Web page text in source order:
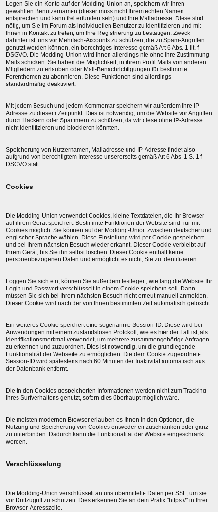
Legen Sie ein Konto auf der Modding-Union an, speichern wir Ihren
gewählten Benutzernamen (dieser muss nicht Ihrem echten Namen
entsprechen und kann frei erfunden sein) und Ihre Mailadresse. Diese sind
nötig, um Sie im Forum als individuellen Benutzer zu identifizieren und mit
Ihnen in Kontakt zu treten, um Ihre Registrierung zu bestätigen. Zweck
dahinter ist, uns vor Mehrfach-Accounts zu schützen, die zu Spam-Angriffen
genutzt werden können, ein berechtiges Interesse gemäß Art 6 Abs. 1 lit. f
DSGVO. Die Modding-Union wird Ihnen allerdings nie ohne ihre Zustimmung
Mails schicken. Sie haben die Möglichkeit, in ihrem Profil Mails von anderen
Mitgliedern zu erlauben oder Mail-Benachrichtigungen für bestimmte
Forenthemen zu abonnieren. Diese Funktionen sind allerdings
standardmäßig deaktiviert.
Mit jedem Besuch und jedem Kommentar speichern wir außerdem Ihre IP-
Adresse zu diesem Zeitpunkt. Dies ist notwendig, um die Website vor Angriffen
durch Hackern oder Spammern zu schützen, da wir diese ohne IP-Adresse
nicht identifizieren und blockieren könnten.
Speicherung von Nutzernamen, Mailadresse und IP-Adresse findet also
aufgrund von berechtigtem Interesse unsererseits gemäß Art 6 Abs. 1 S. 1 f
DSGVO statt.
Cookies
Die Modding-Union verwendet Cookies, kleine Textdateien, die Ihr Browser
auf ihrem Gerät speichert. Bestimmte Funktionen der Website sind nur mit
Cookies möglich. Sie können auf der Modding-Union zwischen deutscher und
englischer Sprache wählen. Diese Einstellung wird per Cookie gespeichert
und bei Ihrem nächsten Besuch wieder erkannt. Dieser Cookie verbleibt auf
Ihrem Gerät, bis Sie ihn selbst löschen. Dieser Cookie enthält keine
personenbezogenen Daten und ermöglicht es nicht, Sie zu identifizieren.
Loggen Sie sich ein, können Sie außerdem festlegen, wie lang die Website Ihr
Login und Passwort verschlüsselt in einem Cookie speichern soll. Dann
müssen Sie sich bei Ihrem nächsten Besuch nicht erneut manuell anmelden.
Dieser Cookie wird nach der von Ihnen bestimmten Zeit automatisch gelöscht.
Ein weiteres Cookie speichert eine sogenannte Session-ID. Diese wird bei
Anwendungen mit einem zustandslosen Protokoll, wie es hier der Fall ist, als
Identifikationsmerkmal verwendet, um mehrere zusammengehörige Anfragen
zu erkennen und zuzuordnen. Dies ist notwendig, um die grundlegende
Funktionalität der Webseite zu ermöglichen. Die dem Cookie zugeordnete
Session-ID wird spätestens nach 60 Minuten der Inaktivität automatisch aus
der Datenbank entfernt.
Die in den Cookies gespeicherten Informationen werden nicht zum Tracking
Ihres Surfverhaltens genutzt, sofern dies überhaupt möglich wäre.
Die meisten modernen Browser erlauben es Ihnen in den Optionen, die
Nutzung und Speicherung von Cookies entweder einzuschränken oder ganz
zu unterbinden. Dadurch kann die Funktionalität der Website eingeschränkt
werden.
Verschlüsselung
Die Modding-Union verschlüsselt an uns übermittelte Daten per SSL, um sie
vor Drittzugriff zu schützen. Dies erkennen Sie an dem Präfix "https://" in Ihrer
Browser-Adresszeile.